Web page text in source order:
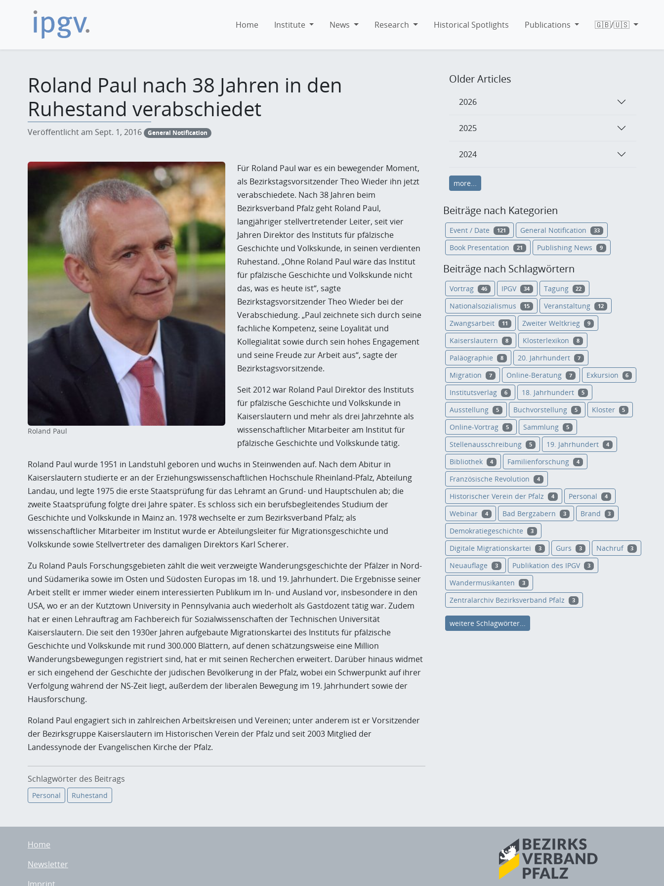
Home Institute News Research Historical Spotlights Publications 🇬🇧/🇺🇸
Roland Paul nach 38 Jahren in den
Ruhestand verabschiedet
Veröffentlicht am Sept. 1, 2016 General Notification
Roland Paul
Für Roland Paul war es ein bewegender Moment,
als Bezirkstagsvorsitzender Theo Wieder ihn jetzt
verabschiedete. Nach 38 Jahren beim
Bezirksverband Pfalz geht Roland Paul,
langjähriger stellvertretender Leiter, seit vier
Jahren Direktor des Instituts für pfälzische
Geschichte und Volkskunde, in seinen verdienten
Ruhestand. „Ohne Roland Paul wäre das Institut
für pfälzische Geschichte und Volkskunde nicht
das, was es heute ist“, sagte
Bezirkstagsvorsitzender Theo Wieder bei der
Verabschiedung. „Paul zeichnete sich durch seine
fachliche Kompetenz, seine Loyalität und
Kollegialität sowie durch sein hohes Engagement
und seine Freude zur Arbeit aus“, sagte der
Bezirkstagsvorsitzende.
Seit 2012 war Roland Paul Direktor des Instituts
für pfälzische Geschichte und Volkskunde in
Kaiserslautern und mehr als drei Jahrzehnte als
wissenschaftlicher Mitarbeiter am Institut für
pfälzische Geschichte und Volkskunde tätig.
Roland Paul wurde 1951 in Landstuhl geboren und wuchs in Steinwenden auf. Nach dem Abitur in
Kaiserslautern studierte er an der Erziehungswissenschaftlichen Hochschule Rheinland-Pfalz, Abteilung
Landau, und legte 1975 die erste Staatsprüfung für das Lehramt an Grund- und Hauptschulen ab; die
zweite Staatsprüfung folgte drei Jahre später. Es schloss sich ein berufsbegleitendes Studium der
Geschichte und Volkskunde in Mainz an. 1978 wechselte er zum Bezirksverband Pfalz; als
wissenschaftlicher Mitarbeiter im Institut wurde er Abteilungsleiter für Migrationsgeschichte und
Volkskunde sowie Stellvertreter des damaligen Direktors Karl Scherer.
Zu Roland Pauls Forschungsgebieten zählt die weit verzweigte Wanderungsgeschichte der Pfälzer in Nord-
und Südamerika sowie im Osten und Südosten Europas im 18. und 19. Jahrhundert. Die Ergebnisse seiner
Arbeit stellt er immer wieder einem interessierten Publikum im In- und Ausland vor, insbesondere in den
USA, wo er an der Kutztown University in Pennsylvania auch wiederholt als Gastdozent tätig war. Zudem
hat er einen Lehrauftrag am Fachbereich für Sozialwissenschaften der Technischen Universität
Kaiserslautern. Die seit den 1930er Jahren aufgebaute Migrationskartei des Instituts für pfälzische
Geschichte und Volkskunde mit rund 300.000 Blättern, auf denen schätzungsweise eine Million
Wanderungsbewegungen registriert sind, hat er mit seinen Recherchen erweitert. Darüber hinaus widmet
er sich eingehend der Geschichte der jüdischen Bevölkerung in der Pfalz, wobei ein Schwerpunkt auf ihrer
Verfolgung während der NS-Zeit liegt, außerdem der liberalen Bewegung im 19. Jahrhundert sowie der
Hausforschung.
Roland Paul engagiert sich in zahlreichen Arbeitskreisen und Vereinen; unter anderem ist er Vorsitzender
der Bezirksgruppe Kaiserslautern im Historischen Verein der Pfalz und seit 2003 Mitglied der
Landessynode der Evangelischen Kirche der Pfalz.
Schlagwörter des Beitrags
Personal Ruhestand
Older Articles
2026
2025
2024
more...
Beiträge nach Kategorien
Event / Date 121 General Notification 33
Book Presentation 21 Publishing News 9
Beiträge nach Schlagwörtern
Vortrag 46 IPGV 34 Tagung 22
Nationalsozialismus 15 Veranstaltung 12
Zwangsarbeit 11 Zweiter Weltkrieg 9
Kaiserslautern 8 Klosterlexikon 8
Paläographie 8 20. Jahrhundert 7
Migration 7 Online-Beratung 7 Exkursion 6
Institutsverlag 6 18. Jahrhundert 5
Ausstellung 5 Buchvorstellung 5 Kloster 5
Online-Vortrag 5 Sammlung 5
Stellenausschreibung 5 19. Jahrhundert 4
Bibliothek 4 Familienforschung 4
Französische Revolution 4
Historischer Verein der Pfalz 4 Personal 4
Webinar 4 Bad Bergzabern 3 Brand 3
Demokratiegeschichte 3
Digitale Migrationskartei 3 Gurs 3 Nachruf 3
Neuauflage 3 Publikation des IPGV 3
Wandermusikanten 3
Zentralarchiv Bezirksverband Pfalz 3
weitere Schlagwörter...
Home
Newsletter